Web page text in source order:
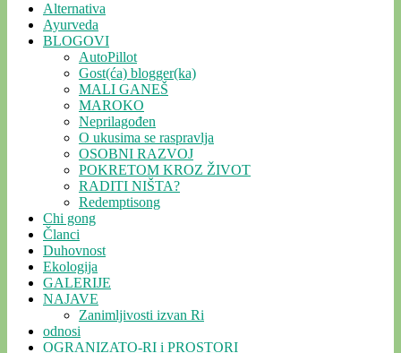
Alternativa
Ayurveda
BLOGOVI
AutoPillot
Gost(ća) blogger(ka)
MALI GANEŠ
MAROKO
Neprilagođen
O ukusima se raspravlja
OSOBNI RAZVOJ
POKRETOM KROZ ŽIVOT
RADITI NIŠTA?
Redemptisong
Chi gong
Članci
Duhovnost
Ekologija
GALERIJE
NAJAVE
Zanimljivosti izvan Ri
odnosi
OGRANIZATO-RI i PROSTORI